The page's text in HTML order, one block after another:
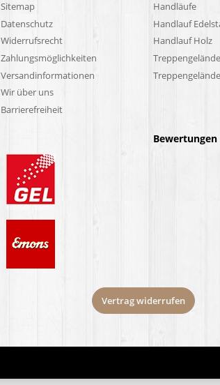
Sitemap
Datenschutz
Widerrufsrecht
Zahlungsmöglichkeiten
Versandinformationen
Wir über uns
Barrierefreiheit
Handläufe
Handlauf
Handlauf Holz
Bewertungen
Vertrag widerrufen